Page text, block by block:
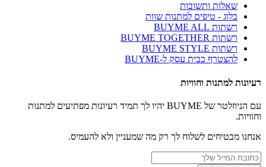
שאלות ותשובות
בלוג - טיפים למתנות שוות
רשתות BUYME ALL
רשתות BUYME TOGETHER
רשתות BUYME STYLE
להצטרף כבית עסק ל-BUYME
רעיונות למתנות וחוויות
עם הניוזלטר של BUYME יהיו לך תמיד רעיונות מפתיעים למתנות
וחוויות.
אנחנו מבטיחים לשלוח לך רק מה שמעניין ולא להעמיס.